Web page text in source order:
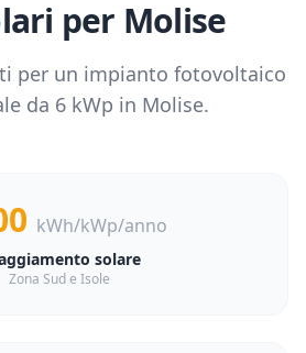
per Molise
per un impianto fotovoltaico
da 6 kWp in Molise.
kWh/kWp/anno
solare
Zona Sud e Isole